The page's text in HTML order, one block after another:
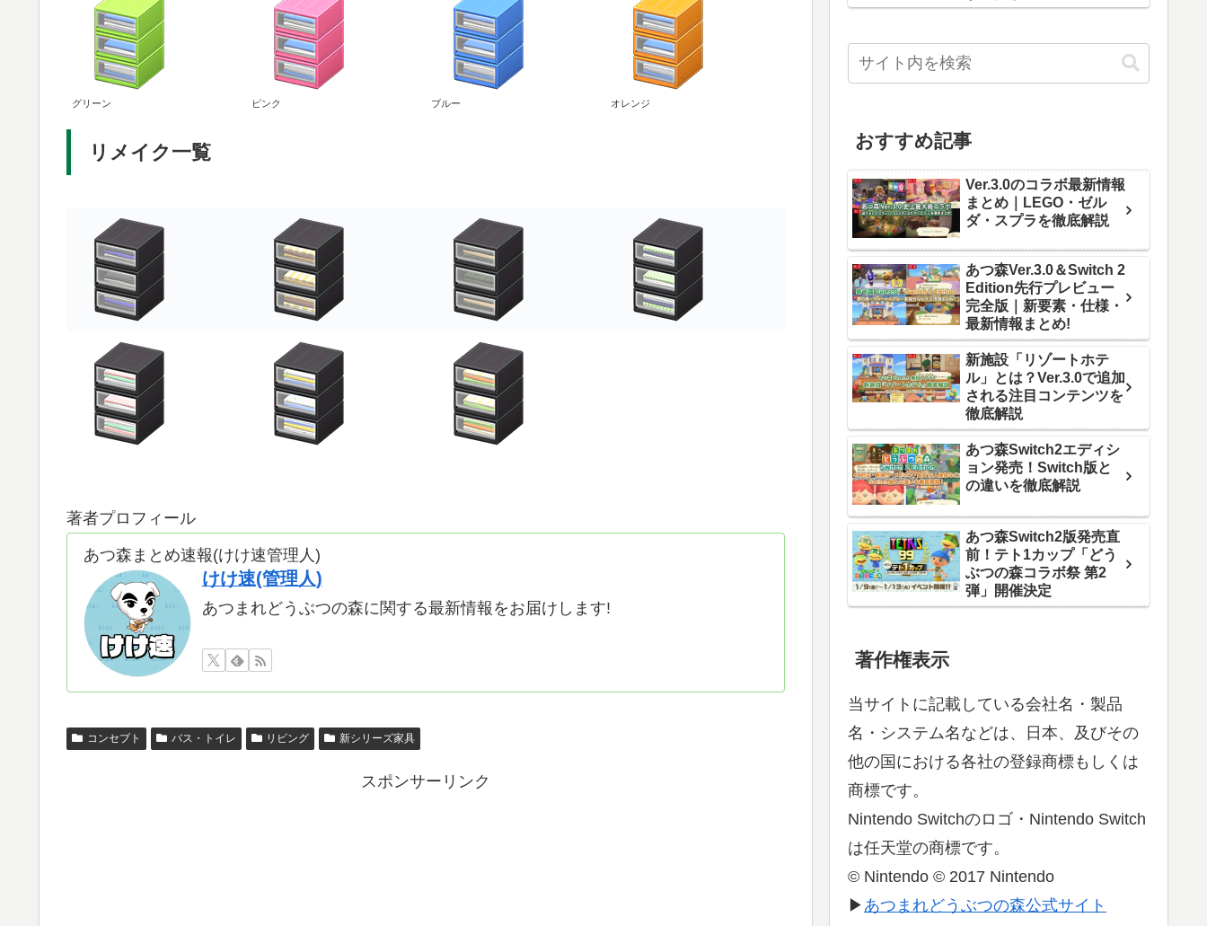
グリーン ピンク ブルー オレンジ
リメイク一覧
著者プロフィール
あつ森まとめ速報(けけ速管理人)
けけ速(管理人)
あつまれどうぶつの森に関する最新情報をお届けします!
コンセプト バス・トイレ リビング 新シリーズ家具
スポンサーリンク
おすすめ記事
Ver.3.0のコラボ最新情報
まとめ｜LEGO・ゼル
ダ・スプラを徹底解説
あつ森Ver.3.0＆Switch 2
Edition先行プレビュー
完全版｜新要素・仕様・
最新情報まとめ!
新施設「リゾートホテ
ル」とは？Ver.3.0で追加
される注目コンテンツを
徹底解説
あつ森Switch2エディシ
ョン発売！Switch版と
の違いを徹底解説
あつ森Switch2版発売直
前！テト1カップ「どう
ぶつの森コラボ祭 第2
弾」開催決定
著作権表示
当サイトに記載している会社名・製品
名・システム名などは、日本、及びその
他の国における各社の登録商標もしくは
商標です。
Nintendo Switchのロゴ・Nintendo Switch
は任天堂の商標です。
© Nintendo © 2017 Nintendo
▶ あつまれどうぶつの森公式サイト